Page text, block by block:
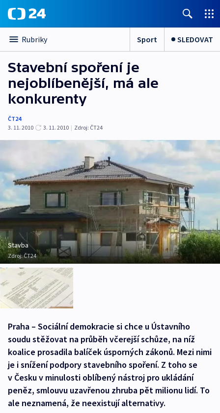
Rubriky Sport SLEDOVAT
Stavební spoření je
nejoblíbenější, má ale
konkurenty
ČT24
3. 11. 2010
3. 11. 2010 | Zdroj: ČT24
Stavba
Zdroj:ČT24
Praha – Sociální demokracie si chce u Ústavního
soudu stěžovat na průběh včerejší schůze, na níž
koalice prosadila balíček úsporných zákonů. Mezi nimi
je i snížení podpory stavebního spoření. Z toho se
v Česku v minulosti oblíbený nástroj pro ukládání
peněz, smlouvu uzavřenou zhruba pět milionu lidí. To
ale neznamená, že neexistují alternativy.